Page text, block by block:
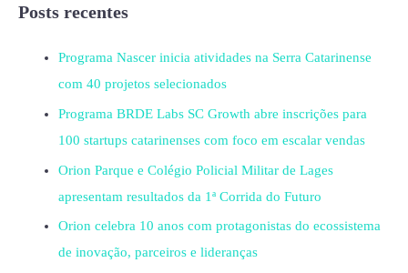
Posts recentes
Programa Nascer inicia atividades na Serra Catarinense
com 40 projetos selecionados
Programa BRDE Labs SC Growth abre inscrições para
100 startups catarinenses com foco em escalar vendas
Orion Parque e Colégio Policial Militar de Lages
apresentam resultados da 1ª Corrida do Futuro
Orion celebra 10 anos com protagonistas do ecossistema
de inovação, parceiros e lideranças